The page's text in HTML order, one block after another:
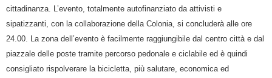
cittadinanza. L’evento, totalmente autofinanziato da attivisti e
sipatizzanti, con la collaborazione della Colonia, si concluderà alle ore
24.00. La zona dell’evento è facilmente raggiungibile dal centro città e dal
piazzale delle poste tramite percorso pedonale e ciclabile ed è quindi
consigliato rispolverare la bicicletta, più salutare, economica ed